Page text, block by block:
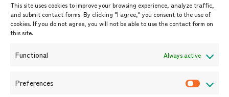
This site uses cookies to improve your browsing experience, analyze traffic,
and submit contact forms. By clicking "I agree," you consent to the use of
cookies. If you do not agree, you will not be able to use the contact form on
this site.
Functional Always active
Preferences
開催中・開催予定のイベント
イベント案内
お知らせ